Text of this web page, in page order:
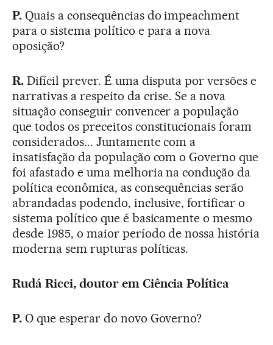
P.Quais a consequências do impeachment
para o sistema político e para a nova
oposição?
R.Difícil prever. É uma disputa por versões e
narrativas a respeito da crise. Se a nova
situação conseguir convencer a população
que todos os preceitos constitucionais foram
considerados... Juntamente com a
insatisfação da população com o Governo que
foi afastado e uma melhoria na condução da
política econômica, as consequências serão
abrandadas podendo, inclusive, fortificar o
sistema político que é basicamente o mesmo
desde 1985, o maior período de nossa história
moderna sem rupturas políticas.
Rudá Ricci, doutor em Ciência Política
P. O que esperar do novo Governo?